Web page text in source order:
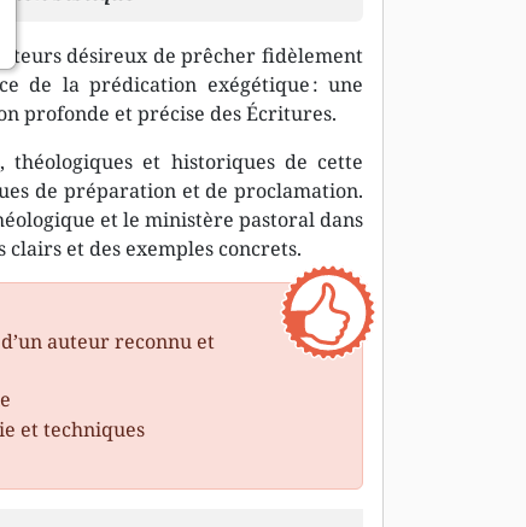
désireux de prêcher fidèlement
de la prédication exégétique : une
profonde et précise des Écritures.
théologiques et historiques de cette
de préparation et de proclamation.
et le ministère pastoral dans
clairs et des exemples concrets.
auteur reconnu et
et techniques